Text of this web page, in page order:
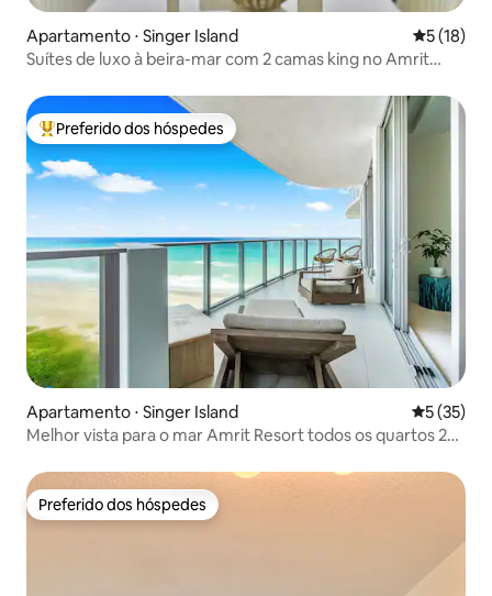
Apartamento ⋅ Singer Island 5 de uma
5 (18)
Suítes de luxo à beira-mar com 2 camas king no Amrit
Entre os melhores preferidos dos hóspedes
Preferido dos hóspedes
Apartamento ⋅ Singer Island 5 de uma
5 (35)
Melhor vista para o mar Amrit Resort todos os quartos 2
Preferido dos hóspedes
Preferido dos hóspedes